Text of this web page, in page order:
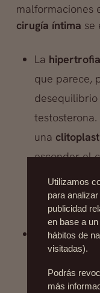
malformaciones
cirugía íntima se
La
que parece,
una
esconder el
corte
cual
telescópico.
También
normal, y
no), los
Utilizamos
para
publicidad
en base a
hábitos de
visitadas).
Podrás
más